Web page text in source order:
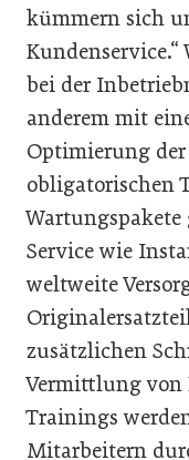
kümmern sich
bei der
anderem mit
Optimierung
obligatorischen
Wartungspakete
Service wie
weltweite
zusätzlichen
Vermittlung von
Trainings
Mitarbeitern